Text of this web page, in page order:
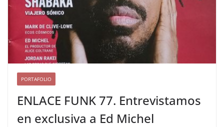
PORTAFOLIO
ENLACE FUNK 77. Entrevistamos
en exclusiva a Ed Michel